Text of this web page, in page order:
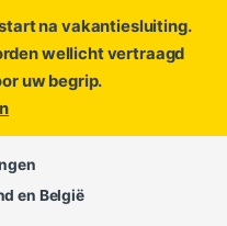
na vakantiesluiting.
wellicht vertraagd
uw begrip.
ticket
en België